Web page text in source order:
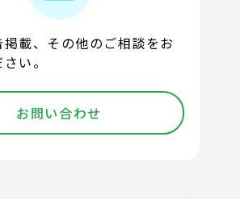
載、その他のご相談をお
い。
お問い合わせ